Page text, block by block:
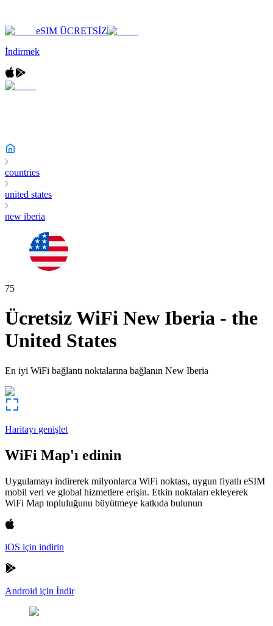
eSIM ÜCRETSİZ
İndirmek
countries
united states
new iberia
75
Ücretsiz WiFi New Iberia - the
United States
En iyi WiFi bağlantı noktalarına bağlanın New Iberia
Haritayı genişlet
WiFi Map'ı edinin
Uygulamayı indirerek milyonlarca WiFi noktası, uygun fiyatlı eSIM
mobil veri ve global hizmetlere erişin. Etkin noktaları ekleyerek
WiFi Map topluluğunu büyütmeye katkıda bulunun
iOS için indirin
Android için İndir